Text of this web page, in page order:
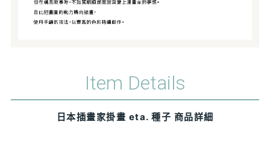
Item Details
日本插畫家掛畫 eta. 種子 商品詳細